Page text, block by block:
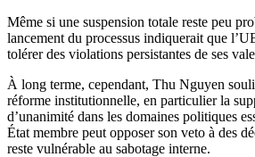
Même si une suspension totale reste peu
lancement du processus indiquerait que
tolérer des violations persistantes de ses
À long terme, cependant, Thu Nguyen
réforme institutionnelle, en particulier la
d’unanimité dans les domaines politiques
État membre peut opposer son veto à des
reste vulnérable au sabotage interne.